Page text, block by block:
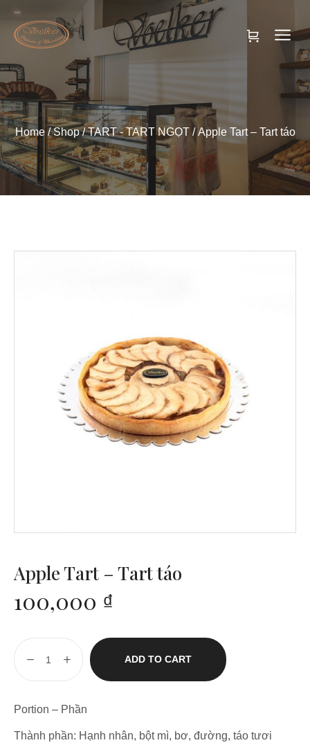
Home/Shop/TART - TART NGỌT/ Apple Tart – Tart táo
Apple Tart – Tart táo
100,000 ₫
ADD TO CART
Portion – Phần
Thành phần: Hạnh nhân, bột mì, bơ, đường, táo tươi